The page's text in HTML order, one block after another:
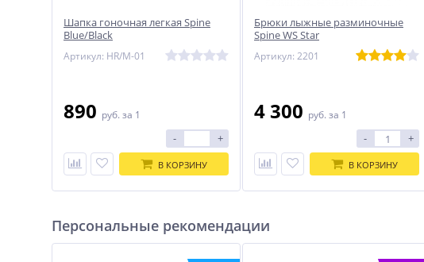
Шапка гоночная легкая Spine
Blue/Black
Артикул: HR/M-01
890 руб. за 1
- +
В КОРЗИНУ
Брюки лыжные разминочные
Spine WS Star
Артикул: 2201
4 300 руб. за 1
- +
В КОРЗИНУ
Персональные рекомендации